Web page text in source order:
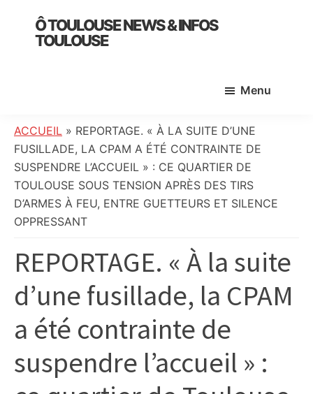
primary
Ô TOULOUSE NEWS & INFOS
TOULOUSE
:
info
locale,
société,
culture,
politique,
faits
divers
et
citoyennes
Menu
ACCUEIL » REPORTAGE. « À LA SUITE D’UNE
FUSILLADE, LA CPAM A ÉTÉ CONTRAINTE DE
SUSPENDRE L’ACCUEIL » : CE QUARTIER DE
TOULOUSE SOUS TENSION APRÈS DES TIRS
D’ARMES À FEU, ENTRE GUETTEURS ET SILENCE
OPPRESSANT
REPORTAGE. « À la suite
d’une fusillade, la CPAM
a été contrainte de
suspendre l’accueil » :